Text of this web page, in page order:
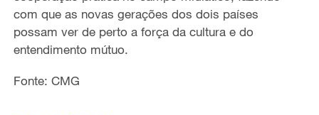
y
V
i
com que as novas gerações dos dois países
possam ver de perto a força da cultura e do
entendimento mútuo.
Fonte: CMG